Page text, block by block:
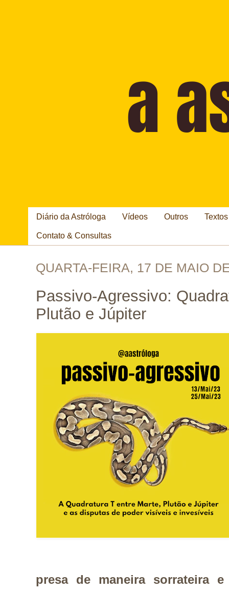
Diário da Astróloga Vídeos Outros
Contato & Consultas
QUARTA-FEIRA, 17 DE MAIO
Passivo-Agressivo:
Plutão e Júpiter
presa de maneira sorrateira